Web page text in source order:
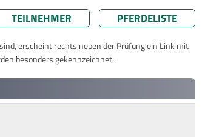
TEILNEHMER PFERDELISTE
erscheint rechts neben der Prüfung ein Link mit
besonders gekennzeichnet.